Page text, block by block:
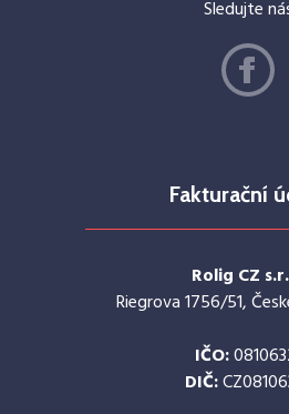
Sledujte
Fakturační
Rolig CZ
Riegrova 1756/51,
IČO:
DIČ: